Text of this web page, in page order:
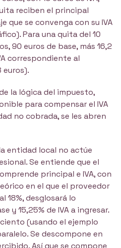
reciben el principal
que se convenga con su IVA
Para una quita del 10
90 euros de base, más 16,2
correspondiente al
euros).
la lógica del impuesto,
para compensar el IVA
no cobrada, se les abren
entidad local no actúe
Se entiende que el
principal e IVA, con
en el que el proveedor
18%, desglosará lo
y 15,25% de IVA a ingresar.
(usando el ejemplo
Se descompone en
Así que se compone